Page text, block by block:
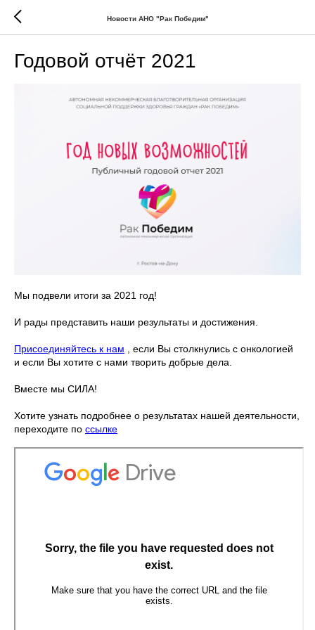
Новости АНО "Рак Победим"
Годовой отчёт 2021
Мы подвели итоги за 2021 год!
И рады представить наши результаты и достижения.
Присоединяйтесь к нам , если Вы столкнулись с онкологией
и если Вы хотите с нами творить добрые дела.
Вместе мы СИЛА!
Хотите узнать подробнее о результатах нашей деятельности,
переходите по ссылке